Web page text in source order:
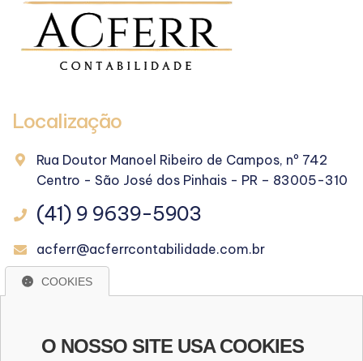
Localização
Rua Doutor Manoel Ribeiro de Campos, nº 742
Centro - São José dos Pinhais - PR – 83005-310
(41) 9 9639-5903
acferr@acferrcontabilidade.com.br
COOKIES
O NOSSO SITE USA COOKIES